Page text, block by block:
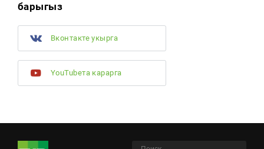
барыгыз
Вконтакте укырга
YouTubeта карарга